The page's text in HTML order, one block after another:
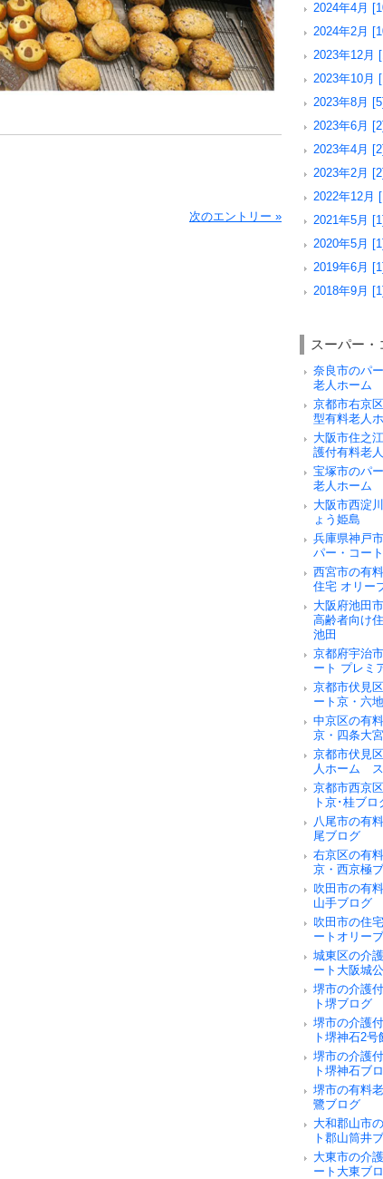
次のエントリー »
2024年4月
2024年2月
2023年12月
2023年10月
2023年8月 [5]
2023年6月 [2]
2023年4月 [2]
2023年2月 [2]
2022年12月
2021年5月 [1]
2020年5月 [1]
2019年6月 [1]
2018年9月 [1]
スーパー
奈良市のパ
老人ホーム
京都市右京
型有料老人
大阪市住之
護付有料老
宝塚市のパ
老人ホーム
大阪市西淀
ょう姫島
兵庫県神戸
パー・コー
西宮市の有
住宅 オリー
大阪府池田
高齢者向け
池田
京都府宇治
ート プレミ
京都市伏見
ート京・六
中京区の有
京・四条大
京都市伏見
人ホーム ス
京都市西京
ト京･桂ブロ
八尾市の有
尾ブログ
右京区の有
京・西京極
吹田市の有
山手ブログ
吹田市の住
ートオリー
城東区の介
ート大阪城
堺市の介護
ト堺ブログ
堺市の介護
ト堺神石2
堺市の介護
ト堺神石ブ
堺市の有料
鷺ブログ
大和郡山市
ト郡山筒井
大東市の介
ート大東ブ